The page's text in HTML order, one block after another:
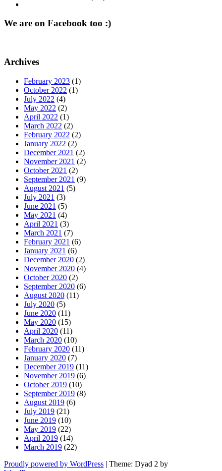
We are on Facebook too :)
Archives
February 2023 (1)
October 2022 (1)
July 2022 (4)
May 2022 (2)
April 2022 (1)
March 2022 (2)
February 2022 (2)
January 2022 (2)
December 2021 (2)
November 2021 (2)
October 2021 (2)
September 2021 (9)
August 2021 (5)
July 2021 (3)
June 2021 (5)
May 2021 (4)
April 2021 (3)
March 2021 (7)
February 2021 (6)
January 2021 (6)
December 2020 (2)
November 2020 (4)
October 2020 (2)
September 2020 (6)
August 2020 (11)
July 2020 (5)
June 2020 (11)
May 2020 (15)
April 2020 (11)
March 2020 (10)
February 2020 (11)
January 2020 (7)
December 2019 (11)
November 2019 (6)
October 2019 (10)
September 2019 (8)
August 2019 (6)
July 2019 (21)
June 2019 (10)
May 2019 (22)
April 2019 (14)
March 2019 (22)
Proudly powered by WordPress | Theme: Dyad 2 by